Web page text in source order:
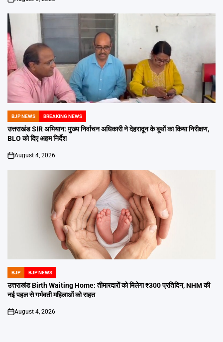
on
POSTED
IN
BJP NEWS BREAKING NEWS
उत्तराखंड SIR अभियान: मुख्य निर्वाचन अधिकारी ने देहरादून के बूथों का किया निरीक्षण,
BLO को दिए अहम निर्देश
on
August 4, 2026
POSTED
IN
BJP BJP NEWS
उत्तराखंड Birth Waiting Home: तीमारदारों को मिलेगा ₹300 प्रतिदिन, NHM की
नई पहल से गर्भवती महिलाओं को राहत
on
August 4, 2026